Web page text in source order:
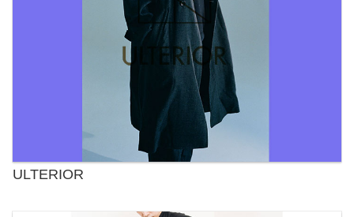
ULTERIOR